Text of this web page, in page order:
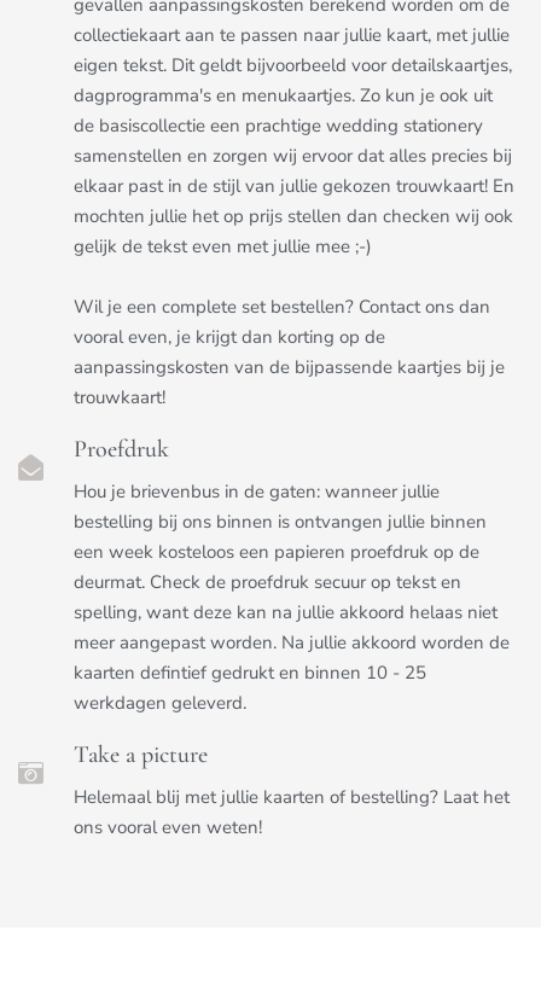
gevallen aanpassingskosten berekend worden om de
collectiekaart aan te passen naar jullie kaart, met jullie
eigen tekst. Dit geldt bijvoorbeeld voor detailskaartjes,
dagprogramma's en menukaartjes. Zo kun je ook uit
de basiscollectie een prachtige wedding stationery
samenstellen en zorgen wij ervoor dat alles precies bij
elkaar past in de stijl van jullie gekozen trouwkaart! En
mochten jullie het op prijs stellen dan checken wij ook
gelijk de tekst even met jullie mee ;-)
Wil je een complete set bestellen? Contact ons dan
vooral even, je krijgt dan korting op de
aanpassingskosten van de bijpassende kaartjes bij je
trouwkaart!
Proefdruk
Hou je brievenbus in de gaten: wanneer jullie
bestelling bij ons binnen is ontvangen jullie binnen
een week kosteloos een papieren proefdruk op de
deurmat. Check de proefdruk secuur op tekst en
spelling, want deze kan na jullie akkoord helaas niet
meer aangepast worden. Na jullie akkoord worden de
kaarten defintief gedrukt en binnen 10 - 25
werkdagen geleverd.
Take a picture
Helemaal blij met jullie kaarten of bestelling? Laat het
ons vooral even weten!